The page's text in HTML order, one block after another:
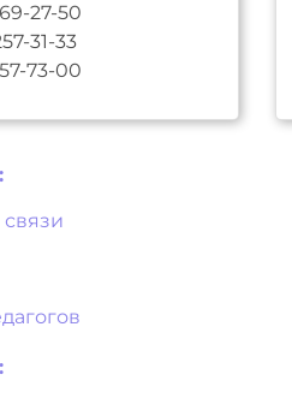
27-50
31-33
73-00